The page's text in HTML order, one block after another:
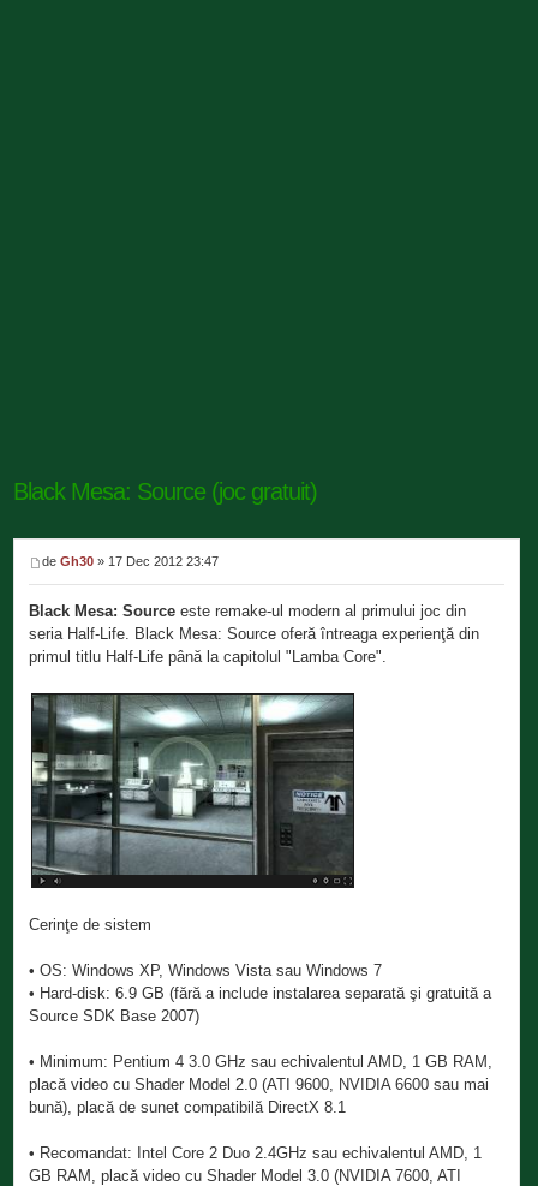
Black Mesa: Source (joc gratuit)
deGh30 » 17 Dec 2012 23:47
Black Mesa: Source este remake-ul modern al primului joc din
seria Half-Life. Black Mesa: Source oferă întreaga experienţă din
primul titlu Half-Life până la capitolul "Lamba Core".
Cerinţe de sistem
• OS: Windows XP, Windows Vista sau Windows 7
• Hard-disk: 6.9 GB (fără a include instalarea separată şi gratuită a
Source SDK Base 2007)
• Minimum: Pentium 4 3.0 GHz sau echivalentul AMD, 1 GB RAM,
placă video cu Shader Model 2.0 (ATI 9600, NVIDIA 6600 sau mai
bună), placă de sunet compatibilă DirectX 8.1
• Recomandat: Intel Core 2 Duo 2.4GHz sau echivalentul AMD, 1
GB RAM, placă video cu Shader Model 3.0 (NVIDIA 7600, ATI